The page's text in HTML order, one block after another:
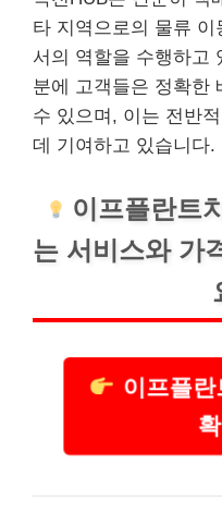
타 지역으로의 물류
서의 역할을 수행하고
분에 고객들은 정확한
수 있으며, 이는 전반
데 기여하고 있습니다.
이프플란트
는 서비스와 가
이프플란